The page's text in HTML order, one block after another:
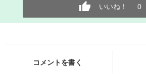
いいね！ 0
コメントを書く